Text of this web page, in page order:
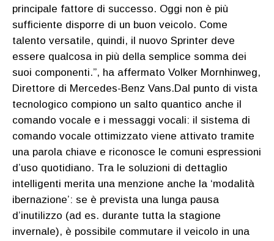
principale fattore di successo. Oggi non è più
sufficiente disporre di un buon veicolo. Come
talento versatile, quindi, il nuovo Sprinter deve
essere qualcosa in più della semplice somma dei
suoi componenti.”, ha affermato Volker Mornhinweg,
Direttore di Mercedes-Benz Vans.Dal punto di vista
tecnologico compiono un salto quantico anche il
comando vocale e i messaggi vocali: il sistema di
comando vocale ottimizzato viene attivato tramite
una parola chiave e riconosce le comuni espressioni
d’uso quotidiano. Tra le soluzioni di dettaglio
intelligenti merita una menzione anche la ‘modalità
ibernazione’: se è prevista una lunga pausa
d’inutilizzo (ad es. durante tutta la stagione
invernale), è possibile commutare il veicolo in una